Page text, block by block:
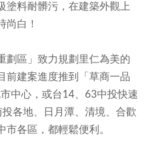
塗料耐髒污，在建築外觀上
尚白！
劃區」致力規劃里仁為美的
前建案進度推到「草商一品
中心，或台14、63中投快速
各地、日月潭、清境、合歡
市各區，都輕鬆便利。